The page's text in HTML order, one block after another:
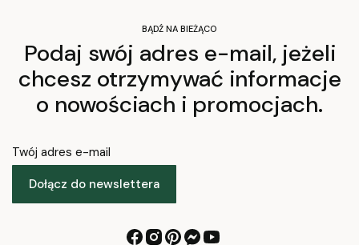
BĄDŹ NA BIEŻĄCO
Podaj swój adres e-mail, jeżeli
chcesz otrzymywać informacje
o nowościach i promocjach.
Twój adres e-mail
Dołącz do newslettera